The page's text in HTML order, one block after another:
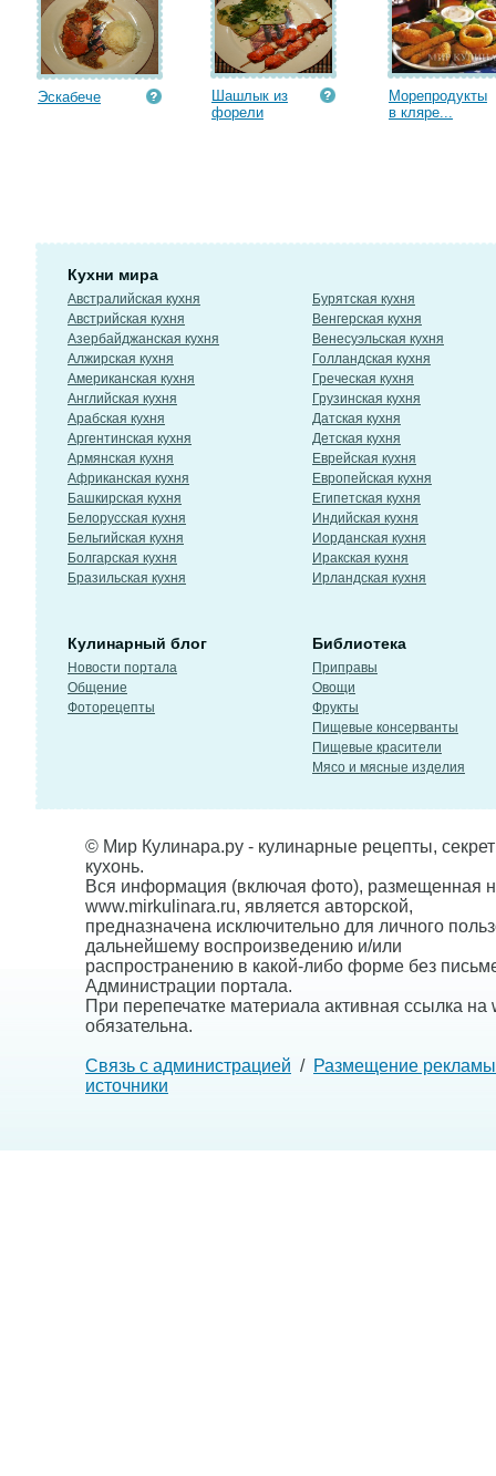
Эскабече
Шашлык из
форели
Морепродукты
в кляре...
Кухни мира
Австралийская кухня
Австрийская кухня
Азербайджанская кухня
Алжирская кухня
Американская кухня
Английская кухня
Арабская кухня
Аргентинская кухня
Армянская кухня
Африканская кухня
Башкирская кухня
Белорусская кухня
Бельгийская кухня
Болгарская кухня
Бразильская кухня
Бурятская кухня
Венгерская кухня
Венесуэльская кухня
Голландская кухня
Греческая кухня
Грузинская кухня
Датская кухня
Детская кухня
Еврейская кухня
Европейская кухня
Египетская кухня
Индийская кухня
Иорданская кухня
Иракская кухня
Ирландская кухня
Кулинарный блог
Новости портала
Общение
Фоторецепты
Библиотека
Приправы
Овощи
Фрукты
Пищевые консерванты
Пищевые красители
Мясо и мясные изделия
© Мир Кулинара.ру - кулинарные рецепты,
кухонь.
Вся информация (включая фото), размещенная
www.mirkulinara.ru, является авторской,
предназначена исключительно для личного
дальнейшему воспроизведению и/или
распространению в какой-либо форме без
Администрации портала.
При перепечатке материала активная ссылка на
обязательна.
Связь с администрацией / Размещение рекламы
источники